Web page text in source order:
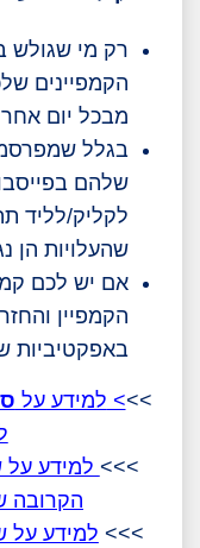
רק מי שגולש
הקמפיינים
מבכל יום אחר
בגלל
שלהם
לקליק/לליד
שהעלויות הן
אם יש לכם
הקמפיין
באפקטיביות
>>
> למידע על
>>> למידע על
הקרובה
>>> למידע על